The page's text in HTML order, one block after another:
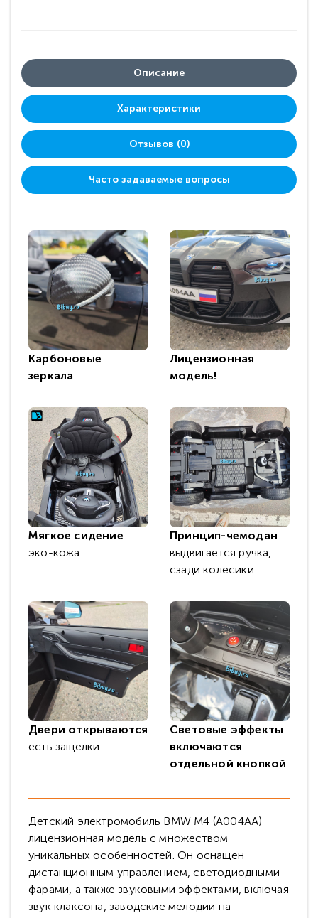
Описание
Характеристики
Отзывов (0)
Часто задаваемые вопросы
Карбоновые
зеркала
Лицензионная
модель!
Мягкое сидение
эко-кожа
Принцип-чемодан
выдвигается ручка,
сзади колесики
Двери открываются
есть защелки
Световые эффекты
включаются
отдельной кнопкой
Детский электромобиль BMW M4 (A004AA)
лицензионная модель с множеством
уникальных особенностей. Он оснащен
дистанционным управлением, светодиодными
фарами, а также звуковыми эффектами, включая
звук клаксона, заводские мелодии на